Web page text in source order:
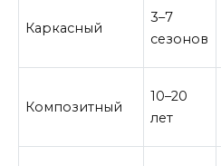
Каркасный
3–7
сезонов
Композитный
10–20
лет